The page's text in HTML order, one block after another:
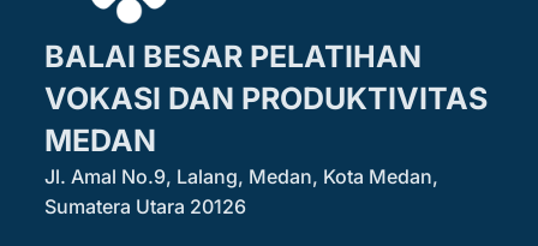
BALAI BESAR PELATIHAN
VOKASI DAN PRODUKTIVITAS
MEDAN
Jl. Amal No.9, Lalang, Medan, Kota Medan,
Sumatera Utara 20126